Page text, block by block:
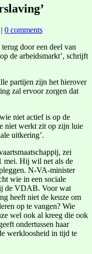
| 0 comments
door een deel van
de arbeidsmarkt’, schrijft
partijen zijn het hierover
zal ervoor zorgen dat
niet actief is op de
niet werkt zit op zijn luie
uitkering’.
zei
mei. Hij wil net als de
N-VA-minister
wie in een sociale
de VDAB. Voor wat
heeft niet de keuze om
op te vangen? Wie
wel ook al kreeg die ook
ondertussen haar
werkloosheid in tijd te